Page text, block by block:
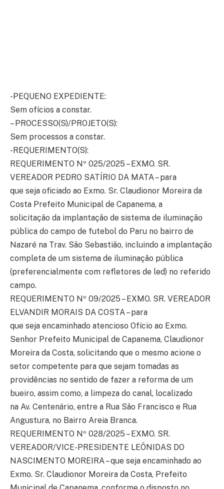
-PEQUENO EXPEDIENTE:
Sem ofícios a constar.
– PROCESSO(S)/PROJETO(S):
Sem processos a constar.
-REQUERIMENTO(S):
REQUERIMENTO Nº 025/2025 – EXMO. SR.
VEREADOR PEDRO SATÍRIO DA MATA – para
que seja oficiado ao Exmo. Sr. Claudionor Moreira da
Costa Prefeito Municipal de Capanema, a
solicitação da implantação de sistema de iluminação
pública do campo de futebol do Paru no bairro de
Nazaré na Trav. São Sebastião, incluindo a implantação
completa de um sistema de iluminação pública
(preferencialmente com refletores de led) no referido
campo.
REQUERIMENTO Nº 09/2025 – EXMO. SR. VEREADOR
ELVANDIR MORAIS DA COSTA – para
que seja encaminhado atencioso Ofício ao Exmo.
Senhor Prefeito Municipal de Capanema, Claudionor
Moreira da Costa, solicitando que o mesmo acione o
setor competente para que sejam tomadas as
providências no sentido de fazer a reforma de um
bueiro, assim como, a limpeza do canal, localizado
na Av. Centenário, entre a Rua São Francisco e Rua
Angustura, no Bairro Areia Branca.
REQUERIMENTO Nº 028/2025 – EXMO. SR.
VEREADOR/VICE-PRESIDENTE LEÔNIDAS DO
NASCIMENTO MOREIRA – que seja encaminhado ao
Exmo. Sr. Claudionor Moreira da Costa, Prefeito